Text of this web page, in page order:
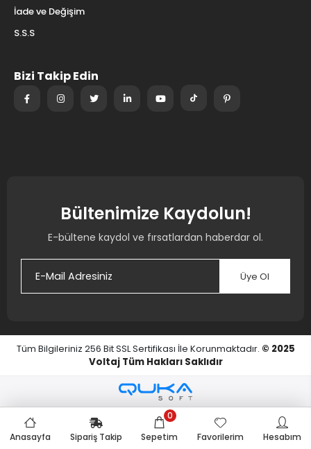
İade ve Değişim
S.S.S
Bizi Takip Edin
Bültenimize Kaydolun!
E-bültene kaydol ve fırsatlardan haberdar ol.
Üye Ol
Tüm Bilgileriniz 256 Bit SSL Sertifikası İle Korunmaktadır. © 2025
Voltaj Tüm Hakları Saklıdır
Anasayfa Sipariş Takip Sepetim
0
Favorilerim
Hesabım